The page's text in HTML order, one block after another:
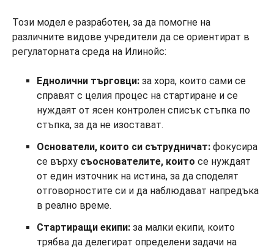
Този модел е разработен, за да помогне на
различните видове учредители да се ориентират в
регулаторната среда на Илинойс:
Еднолични търговци: за хора, които сами се
справят с целия процес на стартиране и се
нуждаят от ясен контролен списък стъпка по
стъпка, за да не изостават.
Основатели, които си сътрудничат: фокусира
се върху съоснователите, които се нуждаят
от един източник на истина, за да споделят
отговорностите си и да наблюдават напредъка
в реално време.
Стартиращи екипи: за малки екипи, които
трябва да делегират определени задачи на